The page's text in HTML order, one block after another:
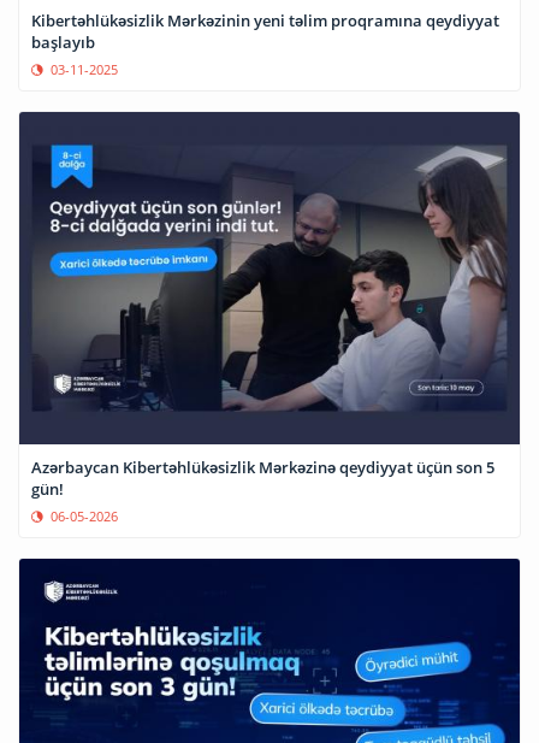
Kibertəhlükəsizlik Mərkəzinin yeni təlim proqramına qeydiyyat
başlayıb
03-11-2025
Azərbaycan Kibertəhlükəsizlik Mərkəzinə qeydiyyat üçün son 5
gün!
06-05-2026